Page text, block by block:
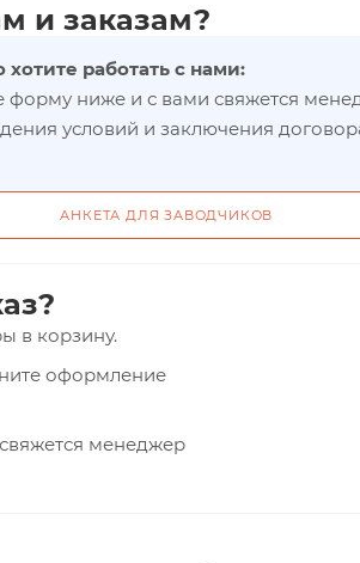
и заказам?
хотите работать с нами:
форму ниже и с вами свяжется
условий и заключения
АНКЕТА ДЛЯ ЗАВОДЧИКОВ
в корзину.
оформление
менеджер